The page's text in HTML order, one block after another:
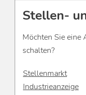
Stellen-
Möchten Sie eine
schalten?
Stellenmarkt
Industrieanzeige